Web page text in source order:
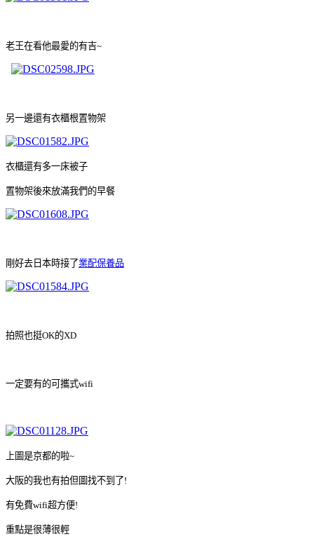
老王在看他最愛的有吉~
另一邊還有衣櫃根置物架
衣櫃還有多一床被子
置物架後來放滿我們的早餐
剛好去日本時接了業配保養品
拍照也挺OK的XD
一定要有的可攜式wifi
上圖是京都的啦~
大阪的我也有拍但圖找不到了!
有免費wifi超方便!
重點是很薄很輕